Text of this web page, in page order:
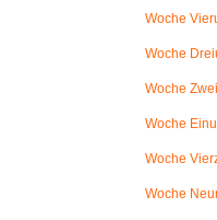
Woche
Woche
Woche
Woche
Woche
Woche